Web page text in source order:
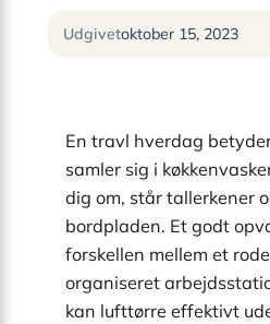
Udgivetoktober 15, 2023
En travl hverdag
samler sig i
dig om, står tallerkener
bordpladen. Et godt
forskellen mellem et
organiseret
kan lufttørre effektivt